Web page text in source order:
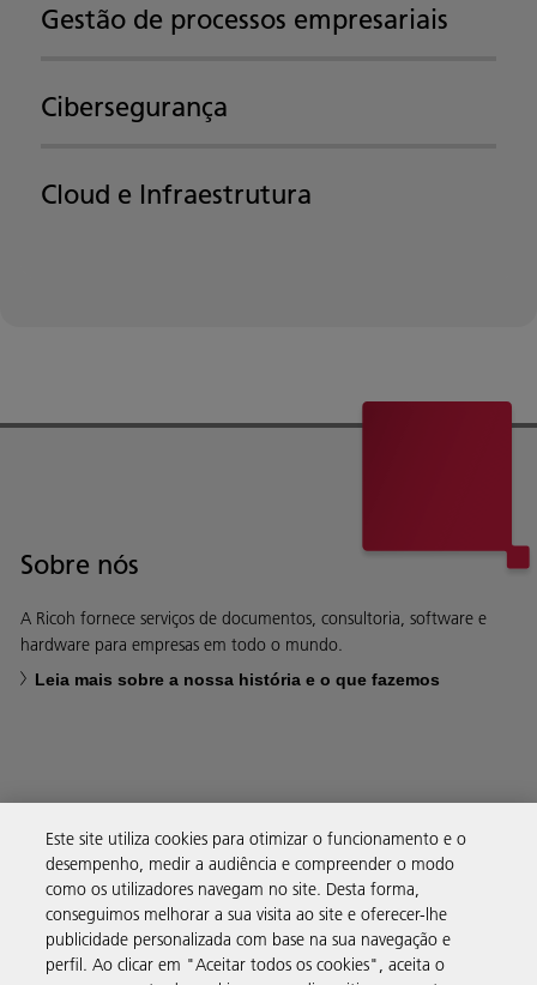
Gestão de processos empresariais
Cibersegurança
Cloud e Infraestrutura
Sobre nós
A Ricoh fornece serviços de documentos, consultoria, software e
hardware para empresas em todo o mundo.
Leia mais sobre a nossa história e o que fazemos
Produtos e serviços
Assistência e contacto
Este site utiliza cookies para otimizar o funcionamento e o
desempenho, medir a audiência e compreender o modo
como os utilizadores navegam no site. Desta forma,
conseguimos melhorar a sua visita ao site e oferecer-lhe
publicidade personalizada com base na sua navegação e
perfil. Ao clicar em "Aceitar todos os cookies", aceita o